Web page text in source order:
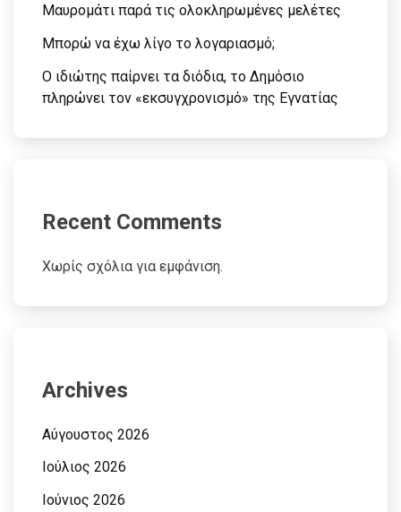
Μαυρομάτι παρά τις ολοκληρωμένες μελέτες
Μπορώ να έχω λίγο το λογαριασμό;
Ο ιδιώτης παίρνει τα διόδια, το Δημόσιο
πληρώνει τον «εκσυγχρονισμό» της Εγνατίας
Recent Comments
Χωρίς σχόλια για εμφάνιση.
Archives
Αύγουστος 2026
Ιούλιος 2026
Ιούνιος 2026